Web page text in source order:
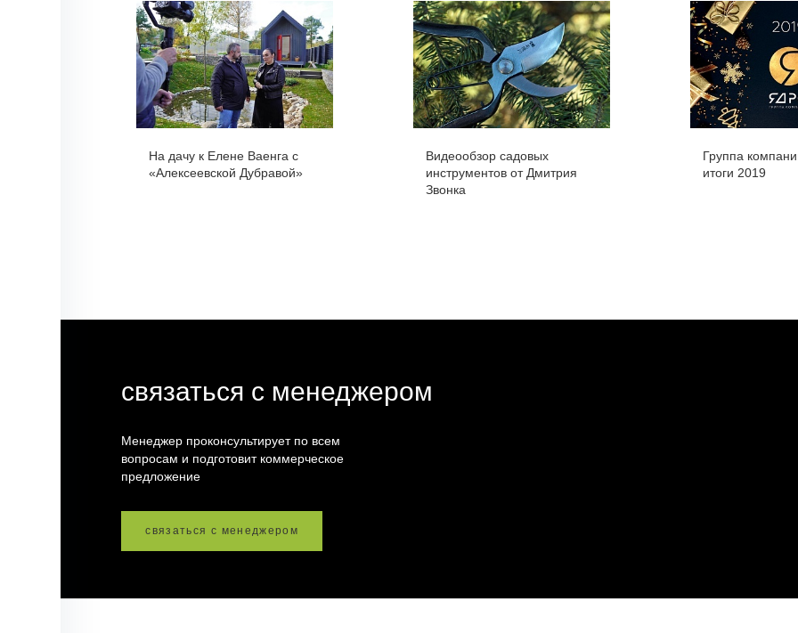
На дачу к Елене Ваенга с
«Алексеевской Дубравой»
Видеообзор садовых
инструментов от Дмитрия
Звонка
Группа
итоги 2019
связаться с менеджером
Менеджер проконсультирует по всем
вопросам и подготовит коммерческое
предложение
связаться с менеджером